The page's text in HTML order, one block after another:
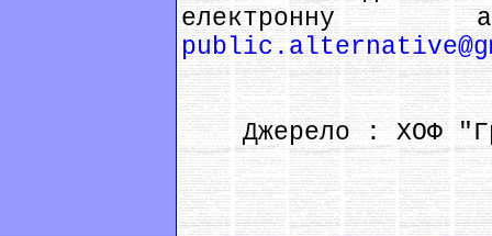
електронну
Джерело : ХОФ